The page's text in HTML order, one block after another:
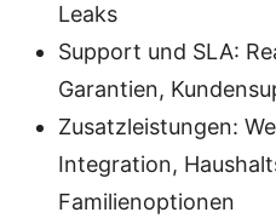
Leaks
Support und SLA:
Garantien,
Zusatzleistungen:
Integration,
Familienoptionen